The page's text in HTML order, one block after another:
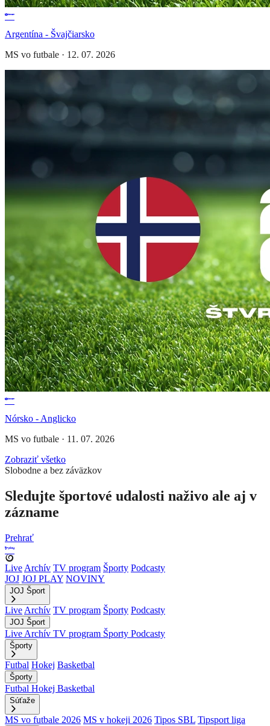
Argentína - Švajčiarsko
MS vo futbale · 12. 07. 2026
Nórsko - Anglicko
MS vo futbale · 11. 07. 2026
Zobraziť všetko
Slobodne a bez záväzkov
Sledujte športové udalosti naživo ale aj v
zázname
Prehrať
Live Archív TV program Športy Podcasty
JOJ JOJ PLAY NOVINY
JOJ Šport
Live Archív TV program Športy Podcasty
JOJ Šport
Live Archív TV program Športy Podcasty
Športy
Futbal Hokej Basketbal
Športy
Futbal Hokej Basketbal
Súťaže
MS vo futbale 2026 MS v hokeji 2026 Tipos SBL Tipsport liga